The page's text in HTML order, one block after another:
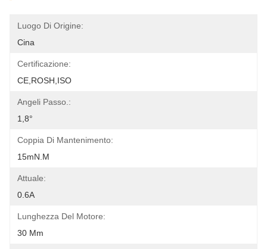
Luogo Di Origine:
Cina
Certificazione:
CE,ROSH,ISO
Angeli Passo.:
1,8°
Coppia Di Mantenimento:
15mN.m
Attuale:
0.6A
Lunghezza Del Motore:
30 Mm